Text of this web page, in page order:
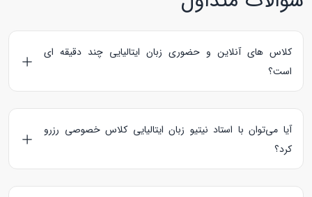
کلاس های آنلاین و حضوری زبان ایتالیایی چند دقیقه ای
است؟
کلاس های آنلاین زبان ایتالیایی 60 دقیقه و کلاس های حضوری
90 دقیقه می‌باشند.
آیا می‌توان با استاد نیتیو زبان ایتالیایی کلاس خصوصی رزرو
کرد؟
استادهای نیتیو زبان ایتالیایی، کلمه Native را در پروفایل خود درج